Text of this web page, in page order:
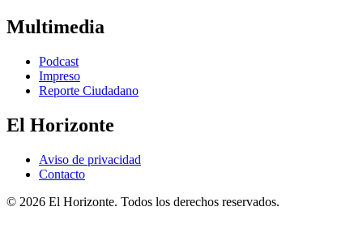
Multimedia
Podcast
Impreso
Reporte Ciudadano
El Horizonte
Aviso de privacidad
Contacto
© 2026 El Horizonte. Todos los derechos reservados.